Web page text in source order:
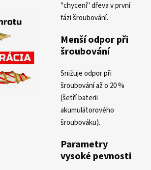
"chycení" dřeva v první
fázi šroubování.
Menší odpor při
šroubování
Snižuje odpor při
šroubování až o 20 %
(šetří baterii
akumulátorového
šroubováku).
Parametry
vysoké pevnosti